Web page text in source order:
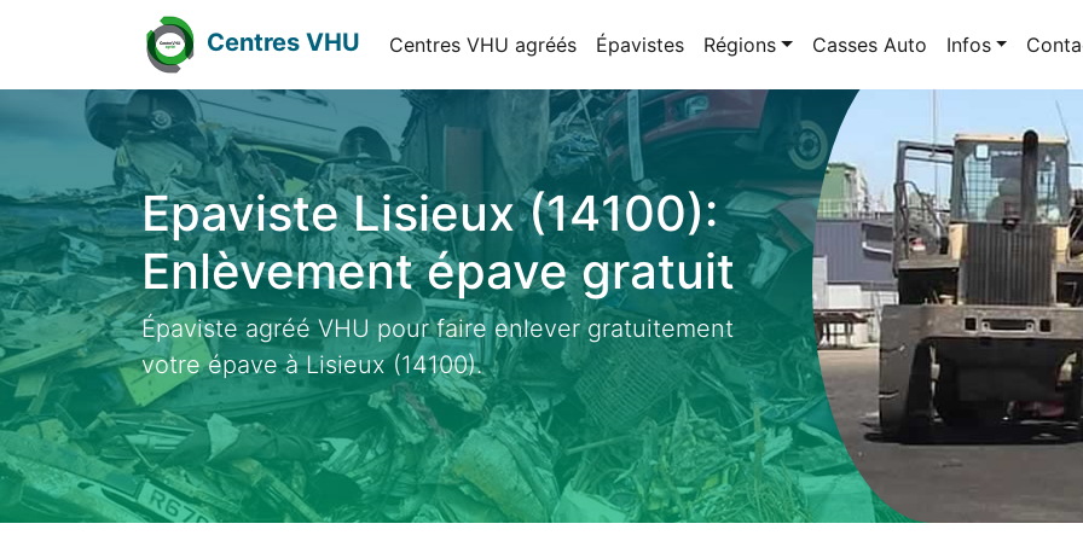
Centres VHU Centres VHU agréés Épavistes Régions Casses Auto Infos
Epaviste Lisieux (14100):
Enlèvement épave gratuit
Épaviste agréé VHU pour faire enlever gratuitement
votre épave à Lisieux (14100).